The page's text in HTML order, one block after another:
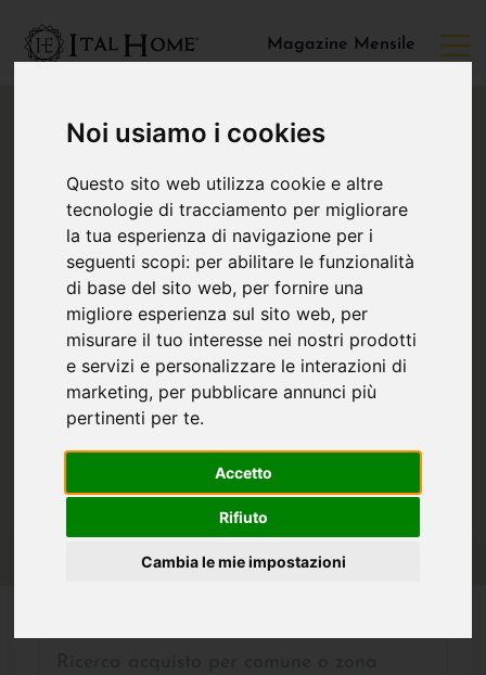
Noi usiamo i cookies
Questo sito web utilizza cookie e altre
tecnologie di tracciamento per migliorare
la tua esperienza di navigazione per i
seguenti scopi: per abilitare le funzionalità
di base del sito web, per fornire una
migliore esperienza sul sito web, per
misurare il tuo interesse nei nostri prodotti
e servizi e personalizzare le interazioni di
marketing, per pubblicare annunci più
pertinenti per te.
Accetto
Rifiuto
Cambia le mie impostazioni
Magazine Mensile